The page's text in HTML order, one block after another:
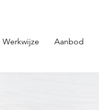
Werkwijze Aanbod